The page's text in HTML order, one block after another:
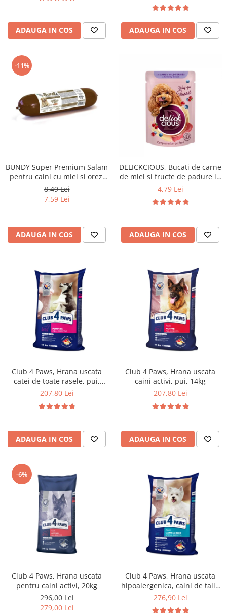
ADAUGA IN COS ADAUGA IN COS
-11%
BUNDY Super Premium Salam
pentru caini cu miel si orez,
800g
8,49 Lei
7,59 Lei
ADAUGA IN COS
DELICKCIOUS, Bucati de carne
de miel si fructe de padure in
sos cremos, pentru caini, 80g
4,79 Lei
ADAUGA IN COS
Club 4 Paws, Hrana uscata
catei de toate rasele, pui,
14kg
207,80 Lei
ADAUGA IN COS
Club 4 Paws, Hrana uscata
caini activi, pui, 14kg
207,80 Lei
ADAUGA IN COS
-6%
Club 4 Paws, Hrana uscata
pentru caini activi, 20kg
296,00 Lei
279,00 Lei
Club 4 Paws, Hrana uscata
hipoalergenica, caini de talie
mica, miel si orez, 14kg
276,90 Lei